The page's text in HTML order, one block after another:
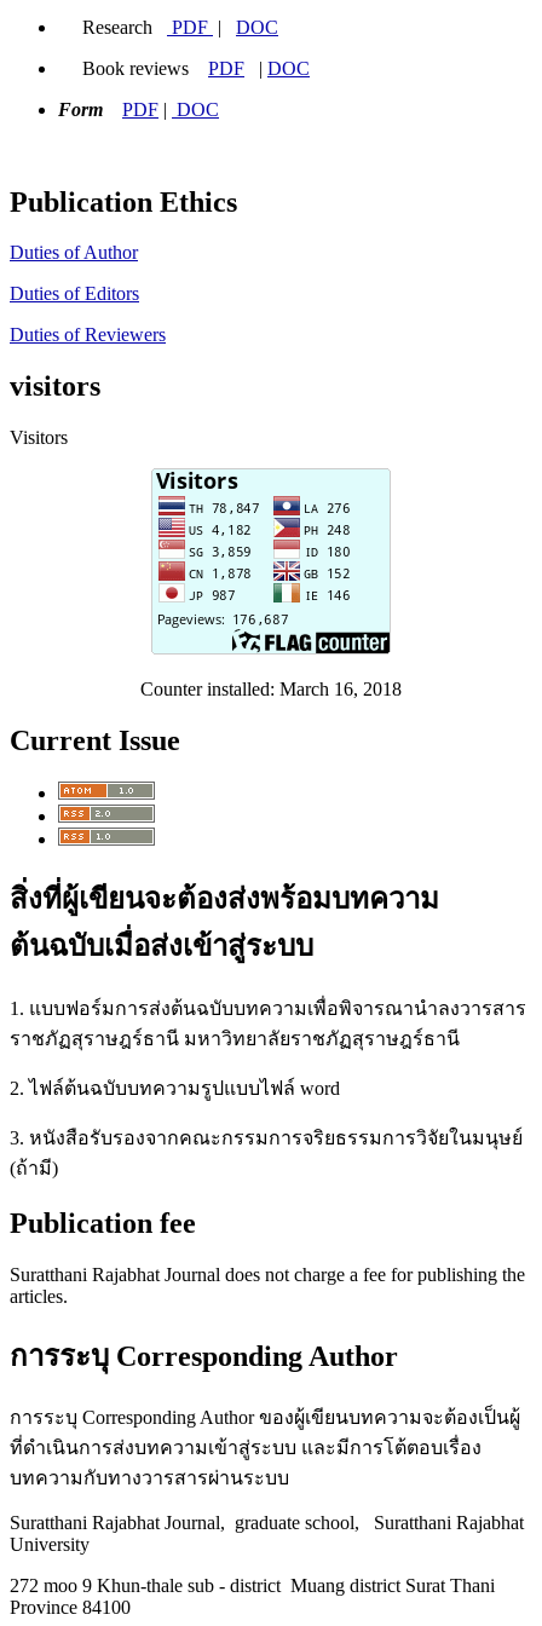
Research PDF | DOC
Book reviews PDF | DOC
Form PDF | DOC
Publication Ethics
Duties of Author
Duties of Editors
Duties of Reviewers
visitors
Visitors
Counter installed: March 16, 2018
Current Issue
สิ่งที่ผู้เขียนจะต้องส่งพร้อมบทความ
ต้นฉบับเมื่อส่งเข้าสู่ระบบ
1. แบบฟอร์มการส่งต้นฉบับบทความเพื่อพิจารณานำลงวารสาร
ราชภัฏสุราษฎร์ธานี มหาวิทยาลัยราชภัฏสุราษฎร์ธานี
2. ไฟล์ต้นฉบับบทความรูปแบบไฟล์ word
3. หนังสือรับรองจากคณะกรรมการจริยธรรมการวิจัยในมนุษย์
(ถ้ามี)
Publication fee
Suratthani Rajabhat Journal does not charge a fee for publishing the
articles.
การระบุ Corresponding Author
การระบุ Corresponding Author ของผู้เขียนบทความจะต้องเป็นผู้
ที่ดำเนินการส่งบทความเข้าสู่ระบบ และมีการโต้ตอบเรื่อง
บทความกับทางวารสารผ่านระบบ
Suratthani Rajabhat Journal, graduate school, Suratthani Rajabhat
University
272 moo 9 Khun-thale sub - district Muang district Surat Thani
Province 84100